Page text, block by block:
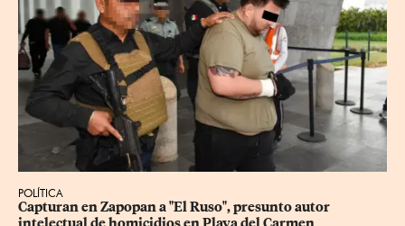
POLÍTICA
Capturan en Zapopan a "El Ruso", presunto autor